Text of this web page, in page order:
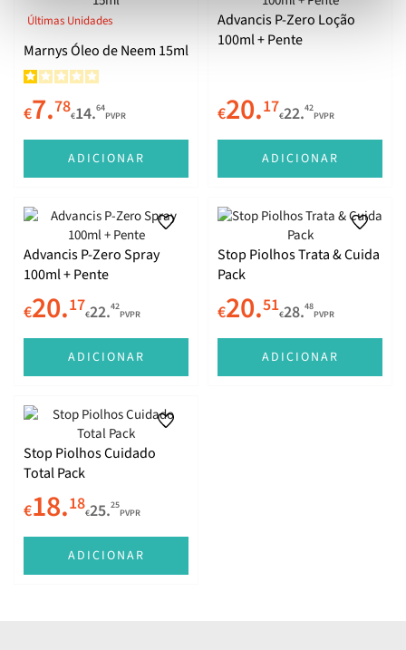
Últimas Unidades
Marnys Óleo de Neem 15ml
€7.78€14.64
PVPR
ADICIONAR
Advancis P-Zero Loção
100ml + Pente
€20.17€22.42
PVPR
ADICIONAR
Advancis P-Zero Spray
100ml + Pente
€20.17€22.42
PVPR
ADICIONAR
Stop Piolhos Trata & Cuida
Pack
€20.51€28.48
PVPR
ADICIONAR
Stop Piolhos Cuidado
Total Pack
€18.18€25.25
PVPR
ADICIONAR